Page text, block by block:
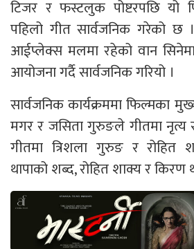
टिजर र फस्टलुक पोष्टरपछि यो
पहिलो गीत सार्वजनिक गरेको छ
आईप्लेक्स मलमा रहेको वान
आयोजना गर्दै सार्वजनिक गरियो ।
सार्वजनिक कार्यक्रममा फिल्मका
मगर र जसिता गुरुङले गीतमा नृत्य
गीतमा त्रिशला गुरुङ र रोहित
थापाको शब्द, रोहित शाक्य र किरण